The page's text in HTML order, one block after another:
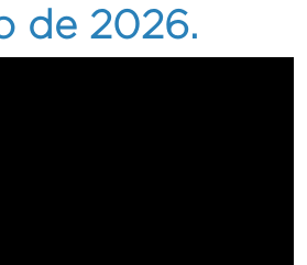
de 2026.